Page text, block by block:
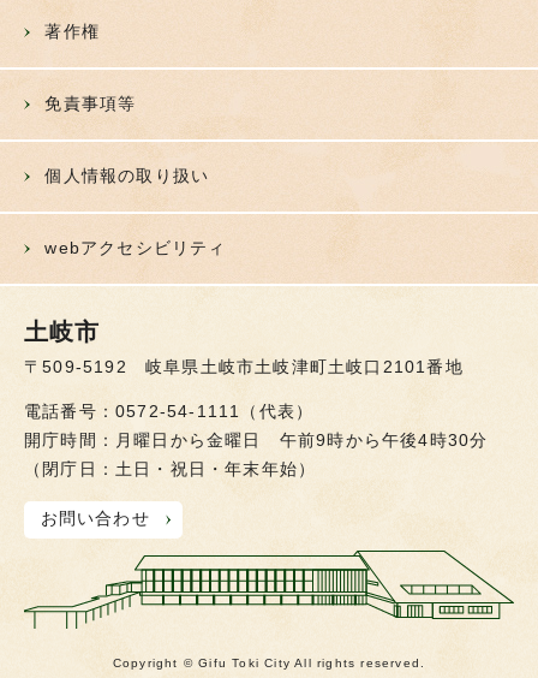
著作権
免責事項等
個人情報の取り扱い
webアクセシビリティ
土岐市
〒509-5192 岐阜県土岐市土岐津町土岐口2101番地
電話番号：0572-54-1111（代表）
開庁時間：月曜日から金曜日 午前9時から午後4時30分
（閉庁日：土日・祝日・年末年始）
お問い合わせ
Copyright © Gifu Toki City All rights reserved.